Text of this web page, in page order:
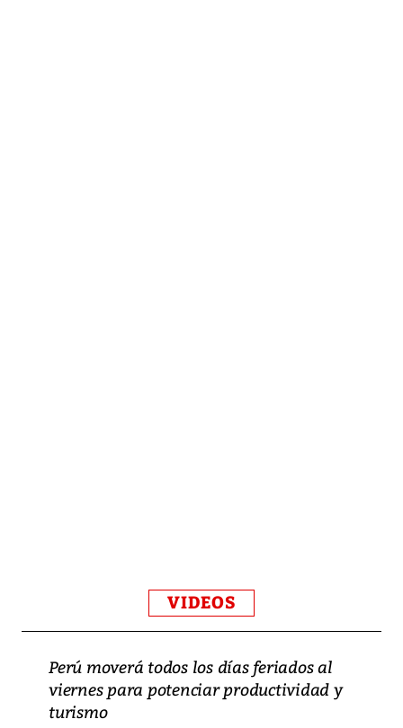
VIDEOS
Perú moverá todos los días feriados al
viernes para potenciar productividad y
turismo